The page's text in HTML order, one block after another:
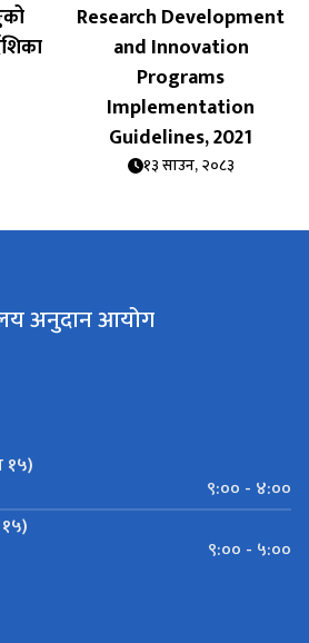
Research Development
and Innovation
Programs
Implementation
Guidelines, 2021
१३ साउन, २०८३
अनुदान आयोग
१५)
९:०० - ४:००
९:०० - ५:००